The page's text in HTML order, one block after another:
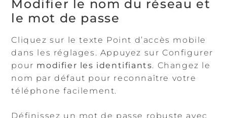
Modifier le nom du réseau et
le mot de passe
Cliquez sur le texte Point d’accès mobile
dans les réglages. Appuyez sur Configurer
pour modifier les identifiants. Changez le
nom par défaut pour reconnaître votre
téléphone facilement.
Définissez un mot de passe robuste avec